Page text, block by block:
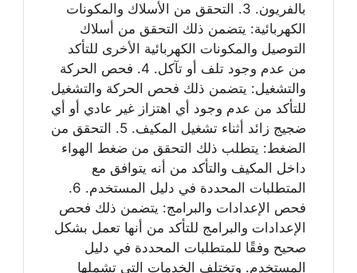
بالفريون. 3. التحقق من الأسلاك والمكونات
الكهربائية: يتضمن ذلك التحقق من أسلاك
التوصيل والمكونات الكهربائية الأخرى للتأكد
من عدم وجود تلف أو تآكل. 4. فحص الحركة
والتشغيل: يتضمن ذلك فحص الحركة والتشغيل
للتأكد من عدم وجود أي اهتزاز غير عادي أو أي
ضجيج زائد أثناء تشغيل المكيف. 5. التحقق من
الضغط: يتطلب ذلك التحقق من ضغط الهواء
داخل المكيف والتأكد من أنه يتوافق مع
المتطلبات المحددة في دليل المستخدم. 6.
فحص الإعدادات والبرامج: يتضمن ذلك فحص
الإعدادات والبرامج للتأكد من أنها تعمل بشكل
صحيح وفقًا للمتطلبات المحددة في دليل
المستخدم. وتختلف الخدمات التي تشملها